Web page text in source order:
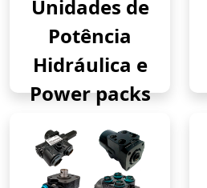
Unidades de
Potência
Hidráulica e
Power packs